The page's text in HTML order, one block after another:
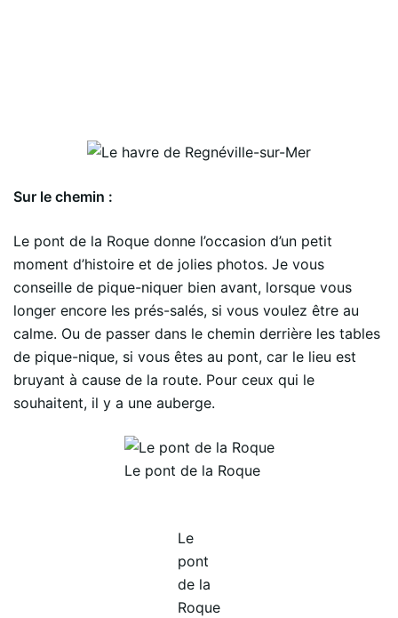
Sur le chemin :
Le pont de la Roque donne l’occasion d’un petit
moment d’histoire et de jolies photos. Je vous
conseille de pique-niquer bien avant, lorsque vous
longer encore les prés-salés, si vous voulez être au
calme. Ou de passer dans le chemin derrière les tables
de pique-nique, si vous êtes au pont, car le lieu est
bruyant à cause de la route. Pour ceux qui le
souhaitent, il y a une auberge.
Le pont de la Roque
Le
pont
de la
Roque